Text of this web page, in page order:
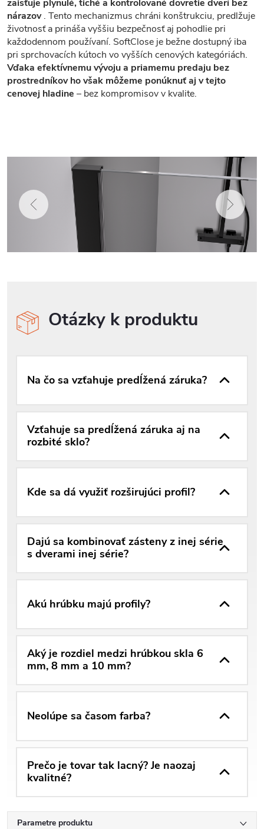
zaisťuje plynulé, tiché a kontrolované dovretie dverí bez
nárazov. Tento mechanizmus chráni konštrukciu, predlžuje
životnosť a prináša vyššiu bezpečnosť aj pohodlie pri
každodennom používaní. SoftClose je bežne dostupný iba
pri sprchovacích kútoch vo vyšších cenových kategóriách.
Vďaka efektívnemu vývoju a priamemu predaju bez
prostredníkov ho však môžeme ponúknuť aj v tejto
cenovej hladine – bez kompromisov v kvalite.
Otázky k produktu
Na čo sa vzťahuje predĺžená záruka?
Vzťahuje sa predĺžená záruka aj na
rozbité sklo?
Kde sa dá využiť rozširujúci profil?
Dajú sa kombinovať zásteny z inej série
s dverami inej série?
Akú hrúbku majú profily?
Aký je rozdiel medzi hrúbkou skla 6
mm, 8 mm a 10 mm?
Neolúpe sa časom farba?
Prečo je tovar tak lacný? Je naozaj
kvalitné?
Parametre produktu